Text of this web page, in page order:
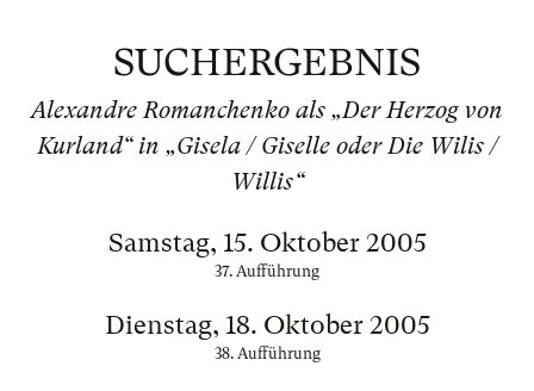
SUCHERGEBNIS
Alexandre Romanchenko als „Der Herzog von
Kurland“ in „Gisela / Giselle oder Die Wilis /
Willis“
Samstag, 15. Oktober 2005
37. Aufführung
Dienstag, 18. Oktober 2005
38. Aufführung